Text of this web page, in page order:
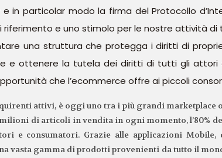
e in particolar modo la firma del Protocollo
e uno stimolo per le nostre attività di
una struttura che protegga i diritti di
e ottenere la tutela dei diritti di tutti gli
che l’ecommerce offre ai piccoli
attivi, è oggi uno tra i più grandi marketplace
di articoli in vendita in ogni momento, l’80%
e consumatori. Grazie alle applicazioni
vasta gamma di prodotti provenienti da tutto il